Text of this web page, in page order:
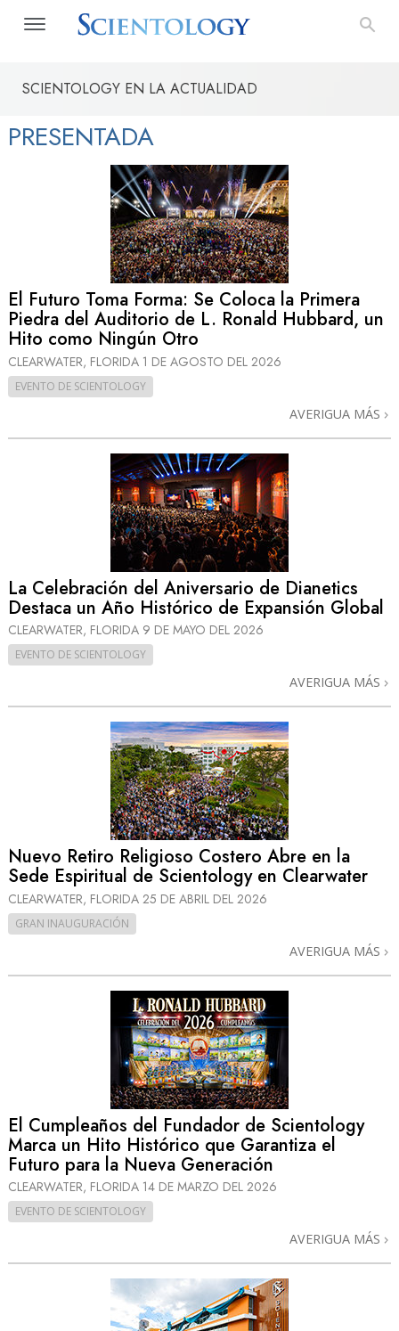
SCIENTOLOGY EN LA ACTUALIDAD
PRESENTADA
El Futuro Toma Forma: Se Coloca la Primera
Piedra del Auditorio de L. Ronald Hubbard, un
Hito como Ningún Otro
CLEARWATER, FLORIDA 1 DE AGOSTO DEL 2026
EVENTO DE SCIENTOLOGY
AVERIGUA MÁS
La Celebración del Aniversario de Dianetics
Destaca un Año Histórico de Expansión Global
CLEARWATER, FLORIDA 9 DE MAYO DEL 2026
EVENTO DE SCIENTOLOGY
AVERIGUA MÁS
Nuevo Retiro Religioso Costero Abre en la
Sede Espiritual de Scientology en Clearwater
CLEARWATER, FLORIDA 25 DE ABRIL DEL 2026
GRAN INAUGURACIÓN
AVERIGUA MÁS
El Cumpleaños del Fundador de Scientology
Marca un Hito Histórico que Garantiza el
Futuro para la Nueva Generación
CLEARWATER, FLORIDA 14 DE MARZO DEL 2026
EVENTO DE SCIENTOLOGY
AVERIGUA MÁS